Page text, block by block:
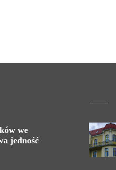
we
jedność